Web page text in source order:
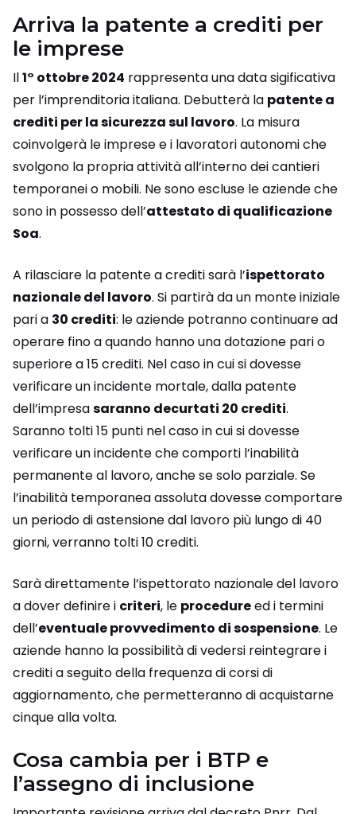
Arriva la patente a crediti per
le imprese
Il1° ottobre 2024 rappresenta una data sigificativa
per l’imprenditoria italiana. Debutterà la patente a
crediti per la sicurezza sul lavoro. La misura
coinvolgerà le imprese e i lavoratori autonomi che
svolgono la propria attività all’interno dei cantieri
temporanei o mobili. Ne sono escluse le aziende che
sono in possesso dell’attestato di qualificazione
Soa.
A rilasciare la patente a crediti sarà l’ispettorato
nazionale del lavoro. Si partirà da un monte iniziale
pari a 30 crediti: le aziende potranno continuare ad
operare fino a quando hanno una dotazione pari o
superiore a 15 crediti. Nel caso in cui si dovesse
verificare un incidente mortale, dalla patente
dell’impresasaranno decurtati 20 crediti.
Saranno tolti 15 punti nel caso in cui si dovesse
verificare un incidente che comporti l’inabilità
permanente al lavoro, anche se solo parziale. Se
l’inabilità temporanea assoluta dovesse comportare
un periodo di astensione dal lavoro più lungo di 40
giorni, verranno tolti 10 crediti.
Sarà direttamente l’ispettorato nazionale del lavoro
a dover definire i criteri, le procedureed i termini
dell’eventuale provvedimento di sospensione. Le
aziende hanno la possibilità di vedersi reintegrare i
crediti a seguito della frequenza di corsi di
aggiornamento, che permetteranno di acquistarne
cinque alla volta.
Cosa cambia per i BTP e
l’assegno di inclusione